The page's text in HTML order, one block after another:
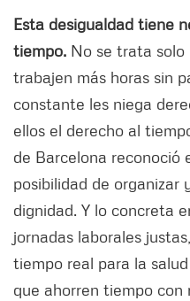
Esta desigualdad tiene
tiempo. No se trata solo
trabajen más horas sin
constante les niega
ellos el derecho al
de Barcelona reconoció
posibilidad de organizar
dignidad. Y lo concreta
jornadas laborales
tiempo real para la
que ahorren tiempo con